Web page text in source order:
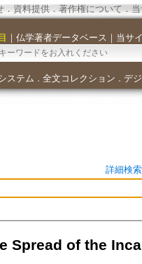
． 資料提供． 著作権について．
｜ 仏学著者データベース ｜ 当サ
ステム ． 全文コレクション ． デ
詳細検索
Spread of the